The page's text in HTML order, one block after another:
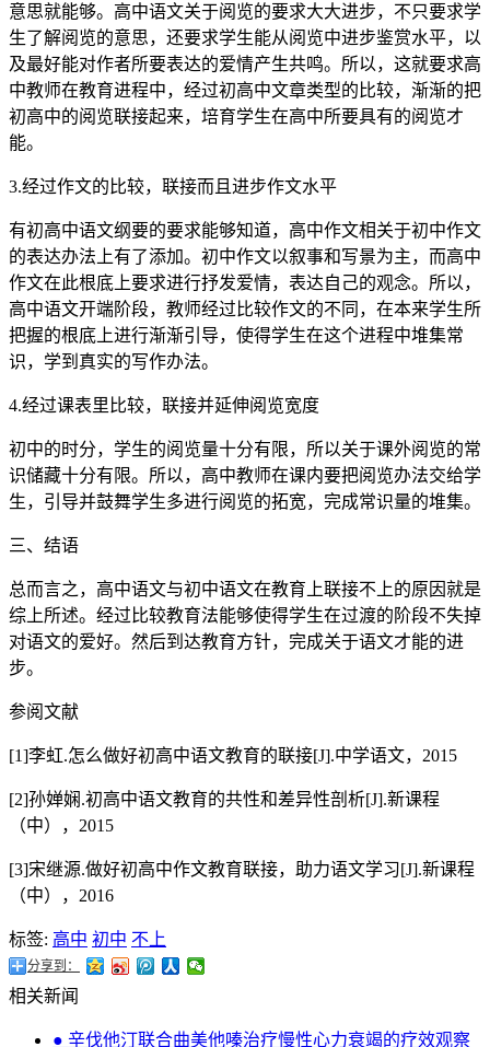
意思就能够。高中语文关于阅览的要求大大进步，不只要求学
生了解阅览的意思，还要求学生能从阅览中进步鉴赏水平，以
及最好能对作者所要表达的爱情产生共鸣。所以，这就要求高
中教师在教育进程中，经过初高中文章类型的比较，渐渐的把
初高中的阅览联接起来，培育学生在高中所要具有的阅览才
能。
3.经过作文的比较，联接而且进步作文水平
有初高中语文纲要的要求能够知道，高中作文相关于初中作文
的表达办法上有了添加。初中作文以叙事和写景为主，而高中
作文在此根底上要求进行抒发爱情，表达自己的观念。所以，
高中语文开端阶段，教师经过比较作文的不同，在本来学生所
把握的根底上进行渐渐引导，使得学生在这个进程中堆集常
识，学到真实的写作办法。
4.经过课表里比较，联接并延伸阅览宽度
初中的时分，学生的阅览量十分有限，所以关于课外阅览的常
识储藏十分有限。所以，高中教师在课内要把阅览办法交给学
生，引导并鼓舞学生多进行阅览的拓宽，完成常识量的堆集。
三、结语
总而言之，高中语文与初中语文在教育上联接不上的原因就是
综上所述。经过比较教育法能够使得学生在过渡的阶段不失掉
对语文的爱好。然后到达教育方针，完成关于语文才能的进
步。
参阅文献
[1]李虹.怎么做好初高中语文教育的联接[J].中学语文，2015
[2]孙婵娴.初高中语文教育的共性和差异性剖析[J].新课程
（中），2015
[3]宋继源.做好初高中作文教育联接，助力语文学习[J].新课程
（中），2016
标签: 高中 初中 不上
分享到：
相关新闻
● 辛伐他汀联合曲美他嗪治疗慢性心力衰竭的疗效观察